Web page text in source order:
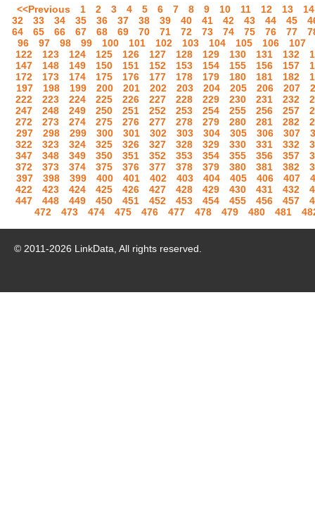
<<Previous 1 2 3 4 5 6 7 8 9 10 11 12 13
14
32
33 34 35 36 37 38 39 40 41 42 43 44 45
64
65 66 67 68 69 70 71 72 73 74 75 76 77
96
97 98 99 100 101 102 103 104 105 106
107
122
123 124 125 126 127 128 129 130 131 132
147
148 149 150 151 152 153 154 155 156 157
172
173 174 175 176 177 178 179 180 181 182
197
198 199 200 201 202 203 204 205 206 207
222
223 224 225 226 227 228 229 230 231 232
247
248 249 250 251 252 253 254 255 256 257
272
273 274 275 276 277 278 279 280 281 282
297
298 299 300 301 302 303 304 305 306 307
322
323 324 325 326 327 328 329 330 331 332
347
348 349 350 351 352 353 354 355 356 357
372
373 374 375 376 377 378 379 380 381 382
397
398 399 400 401 402 403 404 405 406 407
422
423 424 425 426 427 428 429 430 431 432
447
448 449 450 451 452 453 454 455 456 457
472
473 474 475 476 477 478 479 480 481
© 2011-2026 LinkData, All rights reserved.